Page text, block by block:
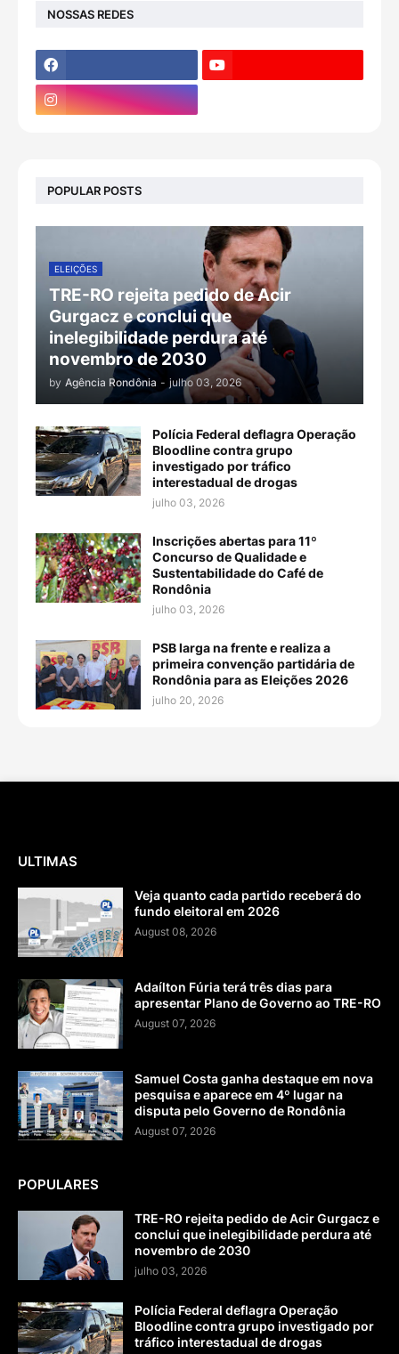
NOSSAS REDES
POPULAR POSTS
ELEIÇÕES
TRE-RO rejeita pedido de Acir
Gurgacz e conclui que
inelegibilidade perdura até
novembro de 2030
by Agência Rondônia - julho 03, 2026
Polícia Federal deflagra Operação
Bloodline contra grupo
investigado por tráfico
interestadual de drogas
julho 03, 2026
Inscrições abertas para 11º
Concurso de Qualidade e
Sustentabilidade do Café de
Rondônia
julho 03, 2026
PSB larga na frente e realiza a
primeira convenção partidária de
Rondônia para as Eleições 2026
julho 20, 2026
ULTIMAS
Veja quanto cada partido receberá do
fundo eleitoral em 2026
August 08, 2026
Adaílton Fúria terá três dias para
apresentar Plano de Governo ao TRE-RO
August 07, 2026
Samuel Costa ganha destaque em nova
pesquisa e aparece em 4º lugar na
disputa pelo Governo de Rondônia
August 07, 2026
POPULARES
TRE-RO rejeita pedido de Acir Gurgacz e
conclui que inelegibilidade perdura até
novembro de 2030
julho 03, 2026
Polícia Federal deflagra Operação
Bloodline contra grupo investigado por
tráfico interestadual de drogas